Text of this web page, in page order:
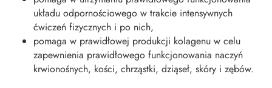
układu odpornościowego w trakcie intensywnych
ćwiczeń fizycznych i po nich,
pomaga w prawidłowej produkcji kolagenu w celu
zapewnienia prawidłowego funkcjonowania naczyń
krwionośnych, kości, chrząstki, dziąseł, skóry i zębów.